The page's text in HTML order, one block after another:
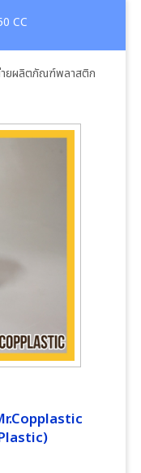
CC
ยผลิตภัณฑ์พลาสติก